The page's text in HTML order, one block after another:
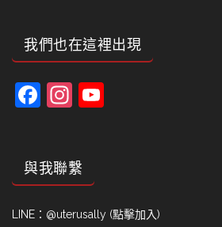
我們也在這裡出現
Facebook
Instagram
與我聯繫
LINE： @uterusally (點擊加入)